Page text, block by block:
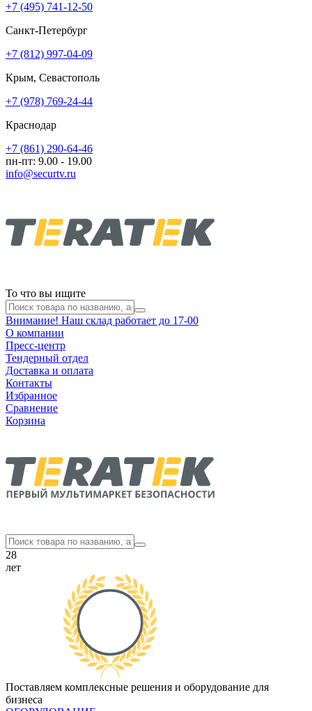
+7 (495) 741-12-50
Санкт-Петербург
+7 (812) 997-04-09
Крым, Севастополь
+7 (978) 769-24-44
Краснодар
+7 (861) 290-64-46
пн-пт: 9.00 - 19.00
info@securtv.ru
То что вы ищите
Внимание! Наш склад работает до 17-00
О компании
Пресс-центр
Тендерный отдел
Доставка и оплата
Контакты
Избранное
Сравнение
Корзина
28
лет
Поставляем комплексные решения и оборудование для
бизнеса